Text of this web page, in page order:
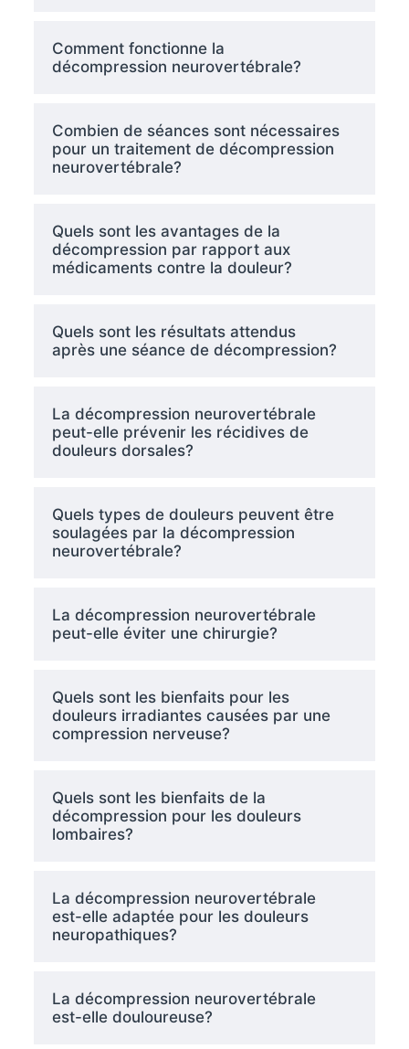
Comment fonctionne la
décompression neurovertébrale?
Combien de séances sont nécessaires
pour un traitement de décompression
neurovertébrale?
Quels sont les avantages de la
décompression par rapport aux
médicaments contre la douleur?
Quels sont les résultats attendus
après une séance de décompression?
La décompression neurovertébrale
peut-elle prévenir les récidives de
douleurs dorsales?
Quels types de douleurs peuvent être
soulagées par la décompression
neurovertébrale?
La décompression neurovertébrale
peut-elle éviter une chirurgie?
Quels sont les bienfaits pour les
douleurs irradiantes causées par une
compression nerveuse?
Quels sont les bienfaits de la
décompression pour les douleurs
lombaires?
La décompression neurovertébrale
est-elle adaptée pour les douleurs
neuropathiques?
La décompression neurovertébrale
est-elle douloureuse?